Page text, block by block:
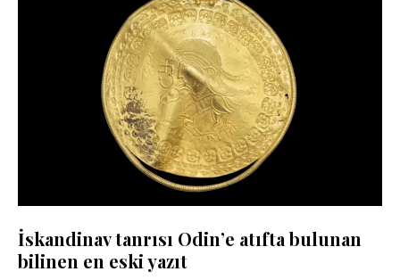
İskandinav tanrısı Odin’e atıfta bulunan
bilinen en eski yazıt